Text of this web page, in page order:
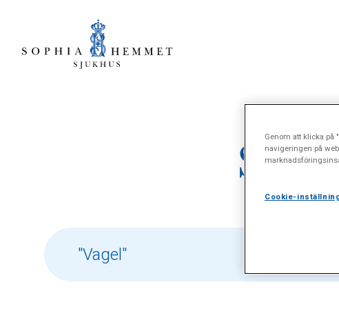
Genom att klicka på
navigeringen på
Cookie-